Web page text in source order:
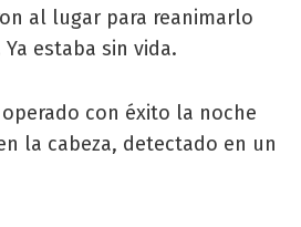
al lugar para reanimarlo
estaba sin vida.
con éxito la noche
la cabeza, detectado en un